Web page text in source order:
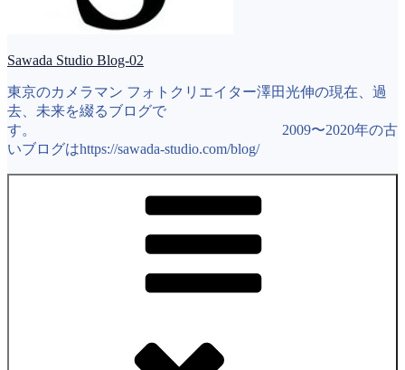
Sawada Studio Blog-02
東京のカメラマン フォトクリエイター澤田光伸の現在、過
去、未来を綴るブログで
す。 2009〜2020年の古
いブログはhttps://sawada-studio.com/blog/